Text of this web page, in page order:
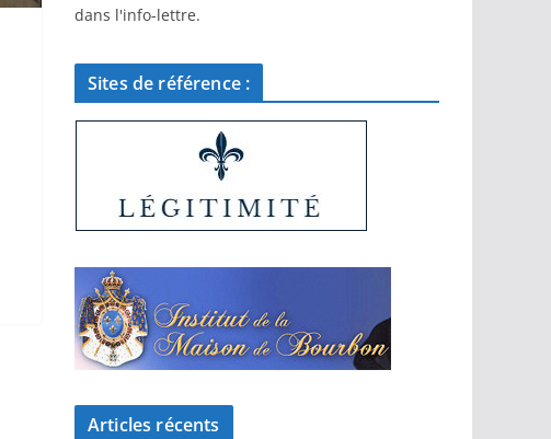
dans l'info-lettre.
Sites de référence :
Articles récents